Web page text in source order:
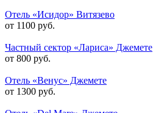
Отель «Исидор» Витязево
от 1100 руб.
Частный сектор «Лариса» Джемете
от 800 руб.
Отель «Венус» Джемете
от 1300 руб.